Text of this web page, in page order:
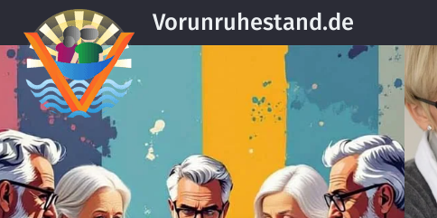
Vorunruhestand.de